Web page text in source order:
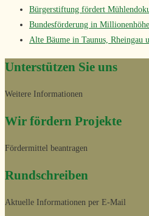
Bürgerstiftung fördert
Bundesförderung in Millionenhöhe
Alte Bäume in Taunus, Rheingau
Unterstützen Sie uns
Weitere Informationen
Wir fördern Projekte
Fördermittel beantragen
Rundschreiben
Aktuelle Informationen per E-Mail